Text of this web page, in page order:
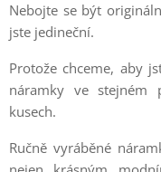
Nebojte se být
jste jedineční.
Protože chceme, aby
náramky ve stejném
kusech.
Ručně vyráběné